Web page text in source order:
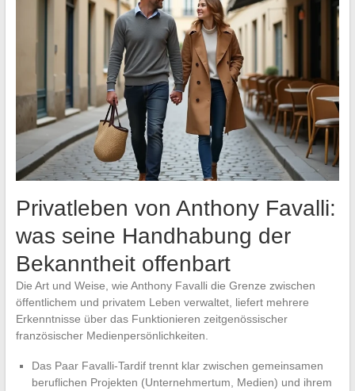
Privatleben von Anthony Favalli:
was seine Handhabung der
Bekanntheit offenbart
Die Art und Weise, wie Anthony Favalli die Grenze zwischen
öffentlichem und privatem Leben verwaltet, liefert mehrere
Erkenntnisse über das Funktionieren zeitgenössischer
französischer Medienpersönlichkeiten.
Das Paar Favalli-Tardif trennt klar zwischen gemeinsamen
beruflichen Projekten (Unternehmertum, Medien) und ihrem